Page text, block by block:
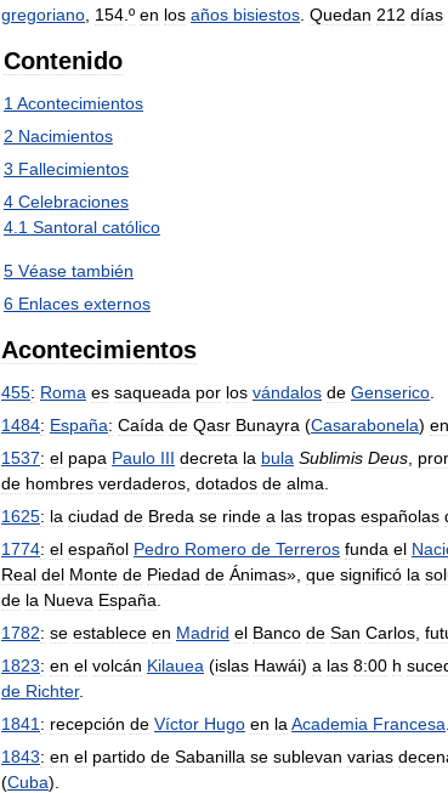
gregoriano 154 º en los años bisiestos Quedan 212 días
Contenido
1 Acontecimientos
2 Nacimientos
3 Fallecimientos
4 Celebraciones
4 1 Santoral católico
5 Véase también
6 Enlaces externos
Acontecimientos
455: Roma es saqueada por los vándalos de Genserico
1484: España: Caída de Qasr Bunayra (Casarabonela) en
1537: el papa Paulo III decreta la bula Sublimis Deus
de hombres verdaderos dotados de alma
1625: la ciudad de Breda se rinde a las tropas españolas
1774: el español Pedro Romero de Terreros funda el
Real del Monte de Piedad de Ánimas», que significó la
de la Nueva España
1782: se establece en Madrid el Banco de San Carlos
1823: en el volcán Kilauea (islas Hawái) a las 8:00 h
de Richter.
1841 : recepción de Víctor Hugo en la Academia Francesa
1843: en el partido de Sabanilla se sublevan varias
(Cuba).